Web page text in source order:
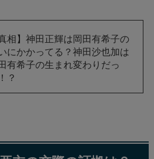
真相】神田正輝は岡田有希子の
にかかってる？神田沙也加は
有希子の生まれ変わりだっ
？